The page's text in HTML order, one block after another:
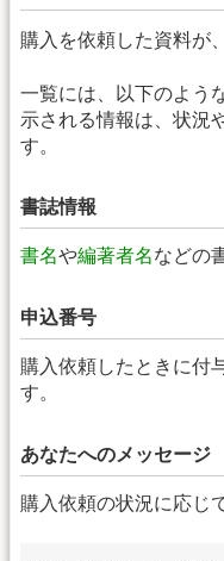
購入を依頼した資料が
一覧には、以下のよう
示される情報は、状況
す。
書誌情報
書名や編著者名などの
申込番号
購入依頼したときに付
す。
あなたへのメッセージ
購入依頼の状況に応じ